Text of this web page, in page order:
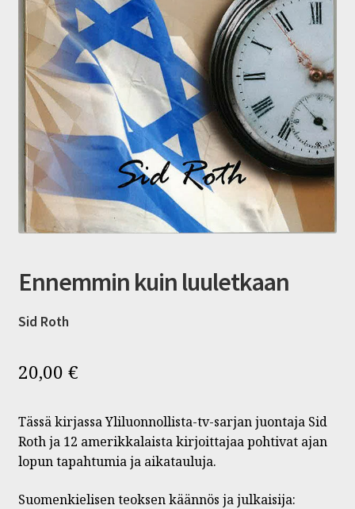
Ennemmin kuin luuletkaan
Sid Roth
20,00 €
Tässä kirjassa Yliluonnollista-tv-sarjan juontaja Sid
Roth ja 12 amerikkalaista kirjoittajaa pohtivat ajan
lopun tapahtumia ja aikatauluja.
Suomenkielisen teoksen käännös ja julkaisija: